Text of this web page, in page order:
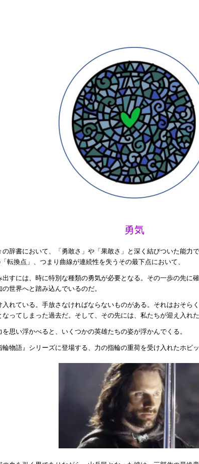
勇気
の辞書において、「勇敢さ」や「果敢さ」と深く結びついた能
転換点」、つまり曲線が連続性を失うその最下点において、
すには、時に特別な種類の勇気が必要となる。その一歩の先に
世界へと踏み込んでいるのだ。
れている。手放さなければならないものがある。それはおそら
ってしまった過去だ。そして、その先には、私たちが迎え入れた
思い浮かべると、いくつかの英雄たちの姿が浮かんでくる。
物語』シリーズに登場する、力の指輪の重荷を受け入れたホビッ